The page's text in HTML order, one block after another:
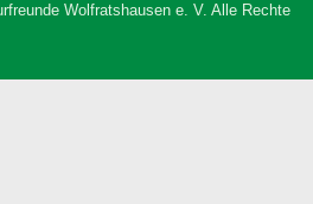
Wolfratshausen e. V. Alle Rechte